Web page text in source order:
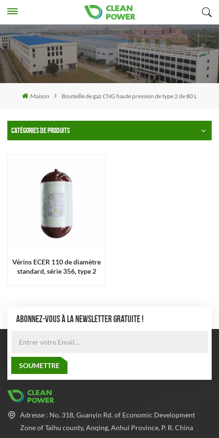
Maison Bouteille de gaz CNG haute pression de type 2 de 80 L
CATÉGORIES DE PRODUITS
Vérins ECER 110 de diamètre
standard, série 356, type 2
ABONNEZ-VOUS À LA NEWSLETTER GRATUITE !
Adresse : No. 318, Guanyin Rd. of Economic Development
Zone of Taihu county, Anqing, Anhui Province, P. R. China